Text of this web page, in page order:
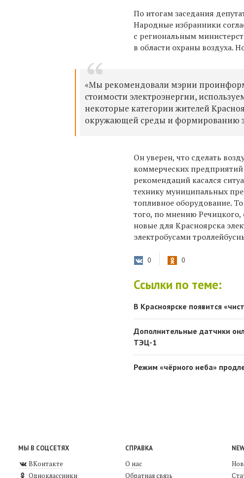
По итогам заседания
Народные избранники
с региональным
в области охраны воздуха.
«Мы рекомендовали мэрии
стоимости электроэнергии,
некоторые категории жителей
окружающей среды и формированию
Он уверен, что сделать
коммерческих
рекомендаций касался
технику муниципальных
топливное оборудование.
того, по мнению
новые для Красноярска
электробусами
0 0
Ссылки по теме:
В Красноярске появится
Дополнительные датчики
ТЭЦ-1
Режим «чёрного неба»
МЫ В СОЦСЕТЯХ
ВКонтакте
Одноклассники
СПРАВКА
О нас
Обратная связь